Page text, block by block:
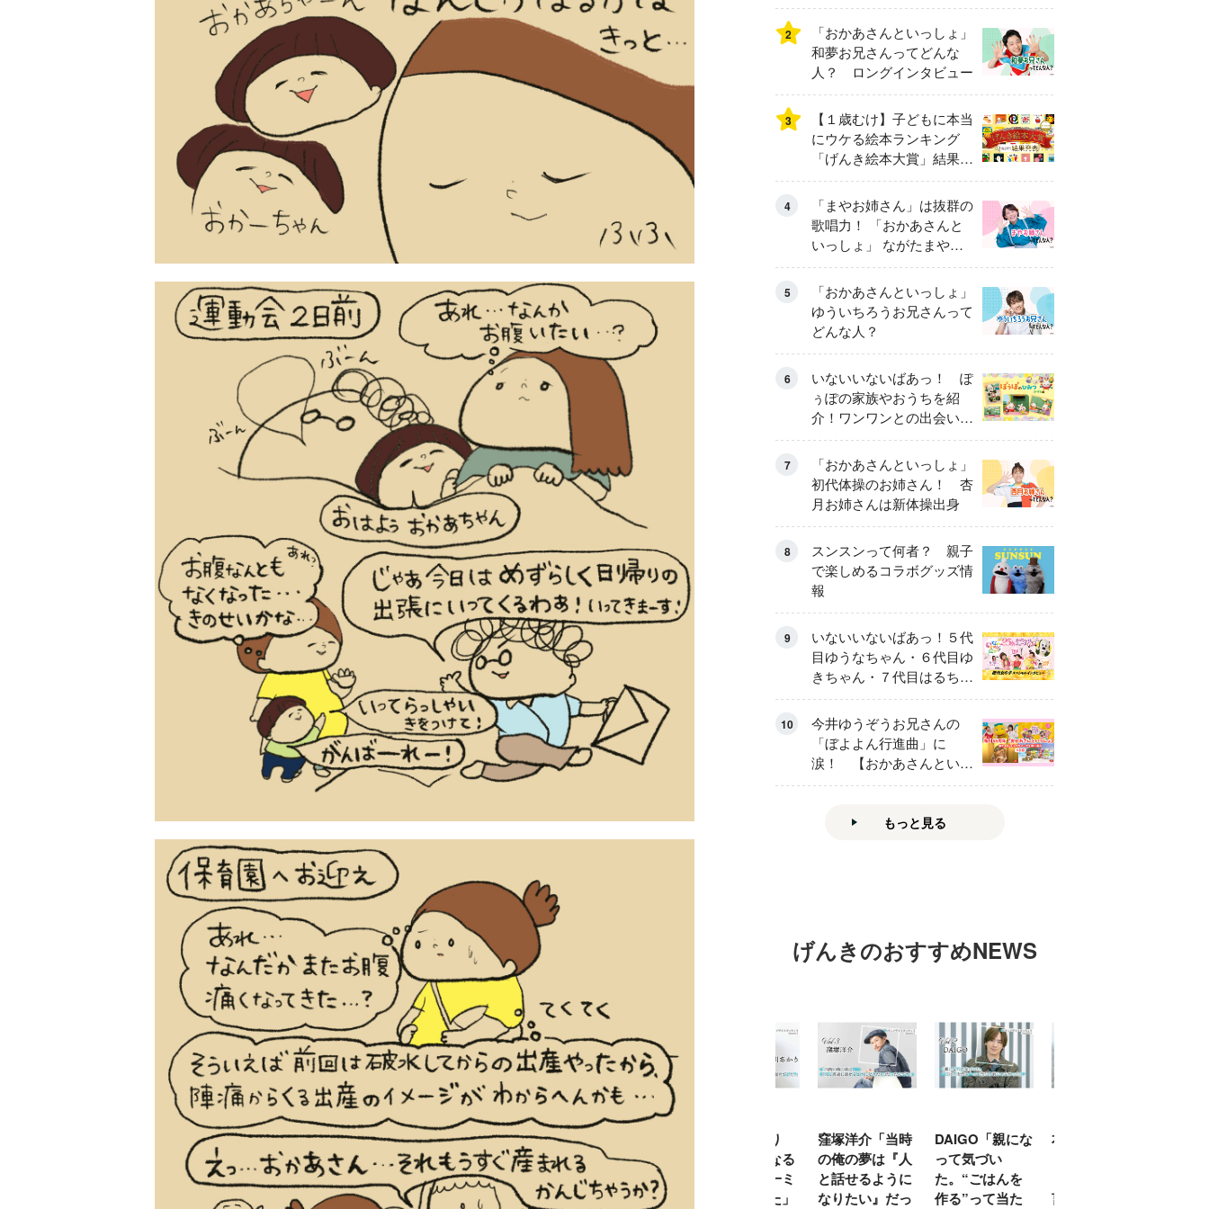
2
「おかあさんといっしょ」
和夢お兄さんってどんな
人？ ロングインタビュー
3
【１歳むけ】子どもに本当
にウケる絵本ランキング
「げんき絵本大賞」結果発
表
4
「まやお姉さん」は抜群の
歌唱力！ 「おかあさんと
いっしょ」 ながたまやさ
んってどんな人？
5
「おかあさんといっしょ」
ゆういちろうお兄さんって
どんな人？
6
いないいないばあっ！ ぽ
ぅぽの家族やおうちを紹
介！ワンワンとの出会いの
瞬間も
7
「おかあさんといっしょ」
初代体操のお姉さん！ 杏
月お姉さんは新体操出身
8
スンスンって何者？ 親子
で楽しめるコラボグッズ情
報
9
いないいないばあっ！５代
目ゆうなちゃん・６代目ゆ
きちゃん・７代目はるちゃ
ん スペシャルインタビュ
ー
10
今井ゆうぞうお兄さんの
「ぼよよん行進曲」に
涙！ 【おかあさんといっ
しょ65周年特別番組】
もっと見る
げんきのおすすめNEWS
横山だいすけ
「僕は『歌が好
きな子』だった
けど『歌がうま
元体操のお兄さ
ん小林よしひさ
「小３で観たあ
の人の映画が人
TBSアナ井上貴
博「アナウンサ
ーになろうと思
ったことは一度
ひろゆき「『自
分はこれが得意
だ』という“思
い込み”は重
「料理家になる
片鱗なんて一ミ
リもなかった」
窪塚洋介「当時
の俺の夢は『人
と話せるように
なりたい』だっ
DAIGO「親にな
って気づい
た。“ごはんを
作る”って当た
本上まなみ
「『助けて』
『できない』が
言えない子ども